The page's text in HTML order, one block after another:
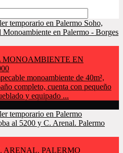
EN
monoambiente de 40m²,
completo, cuenta con pequeño
y equipado ...
ARENAL. PALERMO